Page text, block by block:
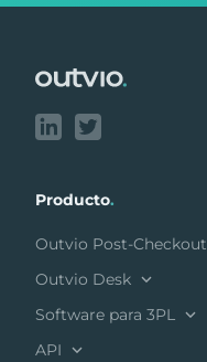
Producto.
Outvio Post-Checkout
Outvio Desk
Software para 3PL
API